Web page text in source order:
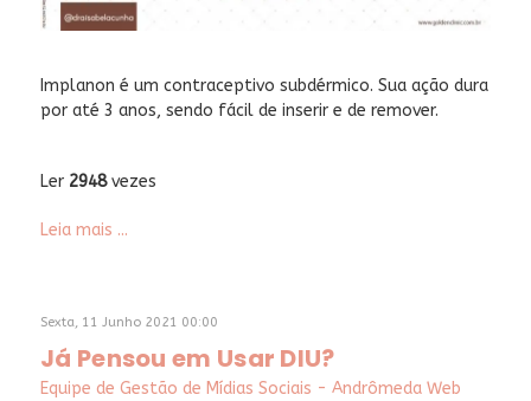
Implanon é um contraceptivo subdérmico. Sua ação dura
por até 3 anos, sendo fácil de inserir e de remover.
Ler 2948vezes
Leia mais ...
Sexta, 11 Junho 2021 00:00
Já Pensou em Usar DIU?
Equipe de Gestão de Mídias Sociais - Andrômeda Web